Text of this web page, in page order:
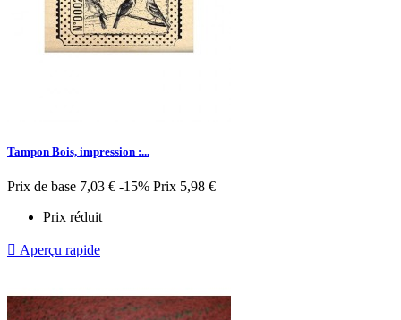
Tampon Bois, impression :...
Prix de base 7,03 € -15% Prix 5,98 €
Prix réduit
 Aperçu rapide